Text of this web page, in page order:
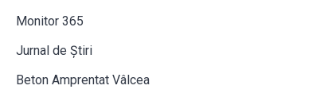
Monitor 365
Jurnal de Știri
Beton Amprentat Vâlcea